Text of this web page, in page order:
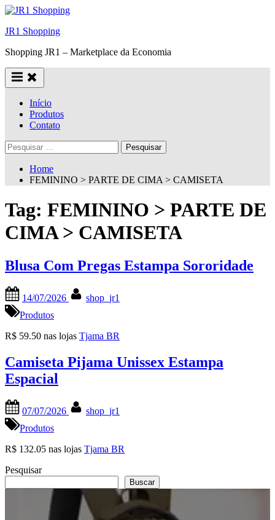
Skip
content
JR1 Shopping
Shopping JR1 – Marketplace da Economia
Início
Produtos
Contato
Pesquisar
por:
Home
FEMININO > PARTE DE CIMA > CAMISETA
Tag: FEMININO > PARTE DE
CIMA > CAMISETA
Blusa Com Pregas Estampa Sororidade
on
14/07/2026
shop_jr1
Produtos
R$ 59.50 nas lojas Tjama BR
Camiseta Pijama Unissex Estampa
Espacial
on
07/07/2026
shop_jr1
Produtos
R$ 132.05 nas lojas Tjama BR
Pesquisar
Buscar